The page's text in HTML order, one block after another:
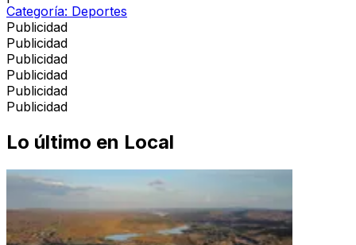
Categoría: Deportes
Publicidad
Publicidad
Publicidad
Publicidad
Publicidad
Publicidad
Lo último en Local